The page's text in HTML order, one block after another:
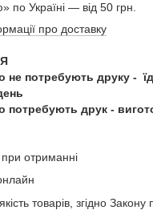
по Україні — від 50 грн.
про доставку
не потребують друку -
потребують друк -
при отриманні
товарів, згідно